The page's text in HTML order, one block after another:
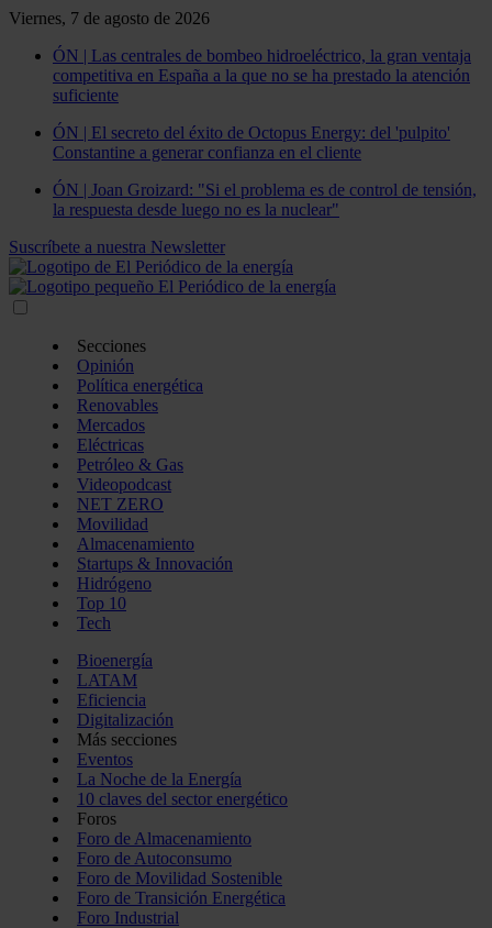
Viernes, 7 de agosto de 2026
ÓN | Las centrales de bombeo hidroeléctrico, la gran ventaja
competitiva en España a la que no se ha prestado la atención
suficiente
ÓN | El secreto del éxito de Octopus Energy: del 'pulpito'
Constantine a generar confianza en el cliente
ÓN | Joan Groizard: "Si el problema es de control de tensión,
la respuesta desde luego no es la nuclear"
Suscríbete a nuestra Newsletter
Secciones
Opinión
Política energética
Renovables
Mercados
Eléctricas
Petróleo & Gas
Videopodcast
NET ZERO
Movilidad
Almacenamiento
Startups & Innovación
Hidrógeno
Top 10
Tech
Bioenergía
LATAM
Eficiencia
Digitalización
Más secciones
Eventos
La Noche de la Energía
10 claves del sector energético
Foros
Foro de Almacenamiento
Foro de Autoconsumo
Foro de Movilidad Sostenible
Foro de Transición Energética
Foro Industrial